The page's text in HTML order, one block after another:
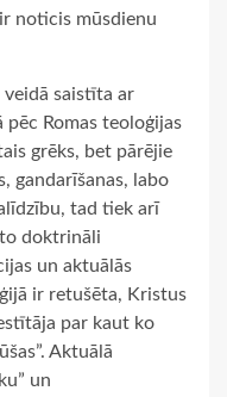
noticis mūsdienu
saistīta ar
pēc Romas teoloģijas
grēks, bet pārējie
gandarīšanas, labo
tad tiek arī
doktrināli
un aktuālās
ir retušēta, Kristus
par kaut ko
Aktuālā
un